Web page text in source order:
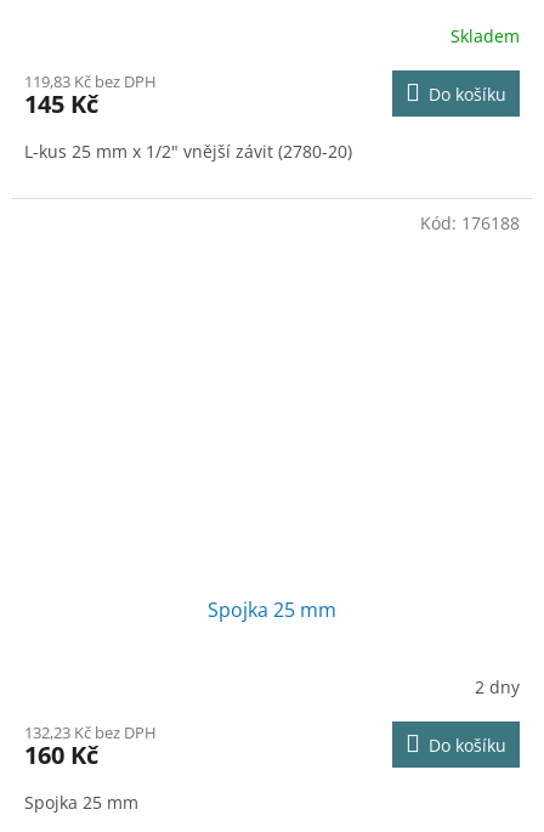
Skladem
119,83 Kč bez DPH
145 Kč Do košíku
L-kus 25 mm x 1/2" vnější závit (2780-20)
Spojka 25 mm
2 dny
132,23 Kč bez DPH
160 Kč Do košíku
Spojka 25 mm
Kód: 176188